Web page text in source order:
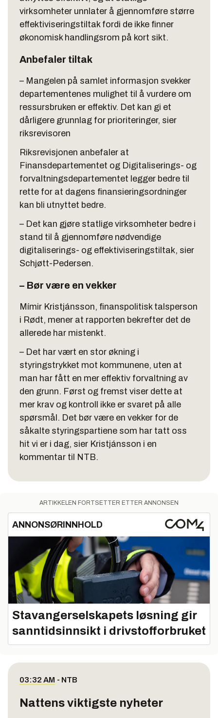
virksomheter unnlater å gjennomføre større
effektiviseringstiltak fordi de ikke finner
økonomisk handlingsrom på kort sikt.
Anbefaler tiltak
– Mangelen på samlet informasjon svekker
departementenes mulighet til å vurdere om
ressursbruken er effektiv. Det kan gi et
dårligere grunnlag for prioriteringer, sier
riksrevisoren
Riksrevisjonen anbefaler at
Finansdepartementet og Digitaliserings- og
forvaltningsdepartementet legger bedre til
rette for at dagens finansieringsordninger
kan bli utnyttet bedre.
– Det kan gjøre statlige virksomheter bedre i
stand til å gjennomføre nødvendige
digitaliserings- og effektiviseringstiltak, sier
Schjøtt-Pedersen.
– Bør være en vekker
Mímir Kristjánsson, finanspolitisk talsperson
i Rødt, mener at rapporten bekrefter det de
allerede har mistenkt.
– Det har vært en stor økning i
styringstrykket mot kommunene, uten at
man har fått en mer effektiv forvaltning av
den grunn. Først og fremst viser dette at
mer krav og kontroll ikke er svaret på alle
spørsmål. Det bør være en vekker for de
såkalte styringspartiene som har tatt oss
hit vi er i dag, sier Kristjánsson i en
kommentar til NTB.
ARTIKKELEN FORTSETTER ETTER ANNONSEN
ANNONSØRINNHOLD
Stavangerselskapets løsning gir
sanntidsinnsikt i drivstofforbruket
03:32 AM - NTB
Nattens viktigste nyheter